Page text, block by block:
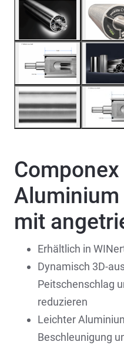
Aluminium
mit
Erhältlich in
Dynamisch 3D-
Peitschenschlag
reduzieren
Leichter
Beschleunigung